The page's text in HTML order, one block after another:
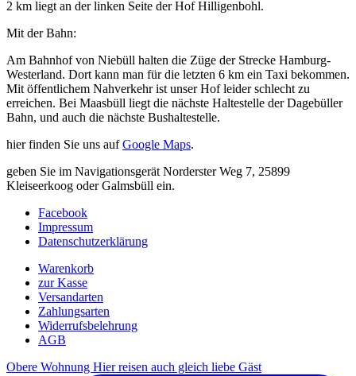
2 km liegt an der linken Seite der Hof Hilligenbohl.
Mit der Bahn:
Am Bahnhof von Niebüll halten die Züge der Strecke Hamburg-
Westerland. Dort kann man für die letzten 6 km ein Taxi bekommen.
Mit öffentlichem Nahverkehr ist unser Hof leider schlecht zu
erreichen. Bei Maasbüll liegt die nächste Haltestelle der Dagebüller
Bahn, und auch die nächste Bushaltestelle.
hier finden Sie uns aufGoogle Maps.
geben Sie im Navigationsgerät Norderster Weg 7, 25899
Kleiseerkoog oder Galmsbüll ein.
Facebook
Impressum
Datenschutzerklärung
Warenkorb
zur Kasse
Versandarten
Zahlungsarten
Widerrufsbelehrung
AGB
Obere Wohnung Hier reisen auch gleich liebe Gäst